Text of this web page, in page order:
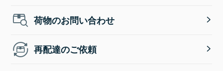
荷物のお問い合わせ
再配達のご依頼